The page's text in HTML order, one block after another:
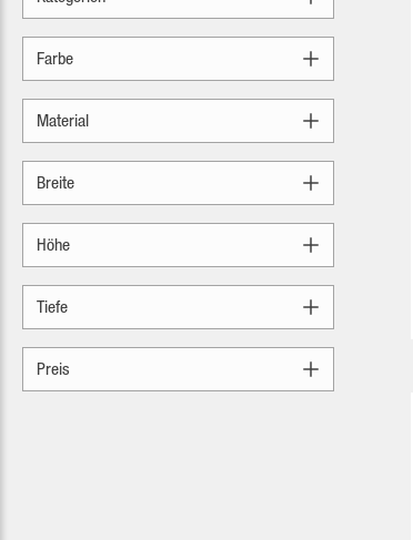
Farbe
Material
Breite
Höhe
Tiefe
Preis